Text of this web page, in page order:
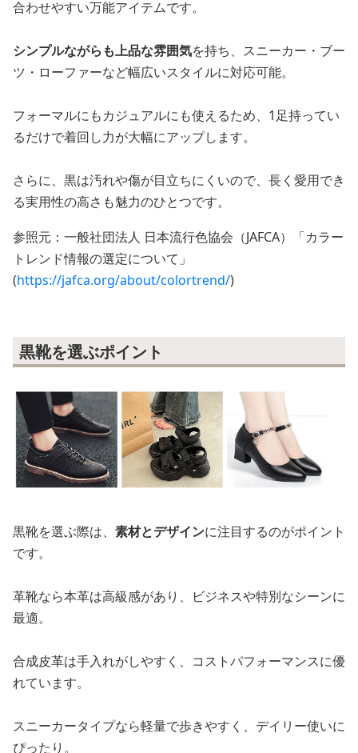
合わせやすい万能アイテムです。
シンプルながらも上品な雰囲気を持ち、スニーカー・ブー
ツ・ローファーなど幅広いスタイルに対応可能。
フォーマルにもカジュアルにも使えるため、1足持ってい
るだけで着回し力が大幅にアップします。
さらに、黒は汚れや傷が目立ちにくいので、長く愛用でき
る実用性の高さも魅力のひとつです。
参照元：一般社団法人 日本流行色協会（JAFCA）「カラー
トレンド情報の選定について」
(https://jafca.org/about/colortrend/)
黒靴を選ぶポイント
黒靴を選ぶ際は、 素材とデザインに注目するのがポイント
です。
革靴なら本革は高級感があり、ビジネスや特別なシーンに
最適。
合成皮革は手入れがしやすく、コストパフォーマンスに優
れています。
スニーカータイプなら軽量で歩きやすく、デイリー使いに
ぴったり。